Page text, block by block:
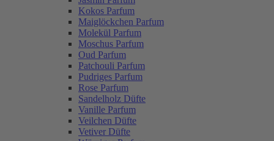
Kokos Parfum
Maiglöckchen Parfum
Molekül Parfum
Moschus Parfum
Oud Parfum
Patchouli Parfum
Pudriges Parfum
Rose Parfum
Sandelholz Düfte
Vanille Parfum
Veilchen Düfte
Vetiver Düfte